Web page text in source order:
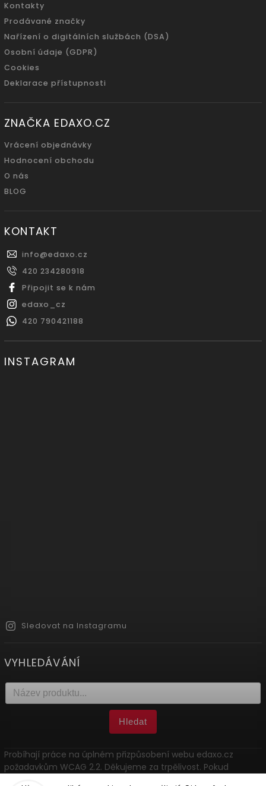
Kontakty
Prodávané značky
Nařízení o digitálních službách (DSA)
Osobní údaje (GDPR)
Cookies
Deklarace přístupnosti
ZNAČKA EDAXO.CZ
Vrácení objednávky
Hodnocení obchodu
O nás
BLOG
KONTAKT
info@edaxo.cz
420 234280918
Připojit se k nám
edaxo_cz
420 790421188
INSTAGRAM
Sledovat na Instagramu
VYHLEDÁVÁNÍ
Hledat
Probíhají práce na úplném přizpůsobení webu edaxo.cz
požadavkům WCAG 2.2. Děkujeme za trpělivost. Pokud